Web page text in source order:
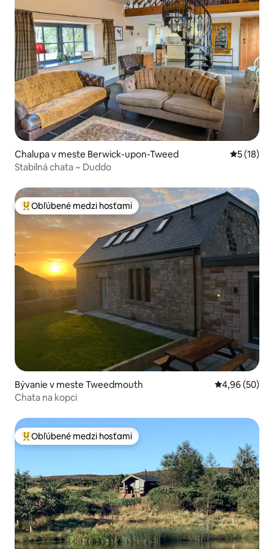
Chalupa v meste Berwick-upon-Tweed
5 (18)
Stabilná chata ~ Duddo
Najobľúbenejšie medzi hosťami
Obľúbené medzi hosťami
Bývanie v meste Tweedmouth Priemerné
4,96 (50)
Chata na kopci
Najobľúbenejšie medzi hosťami
Obľúbené medzi hosťami